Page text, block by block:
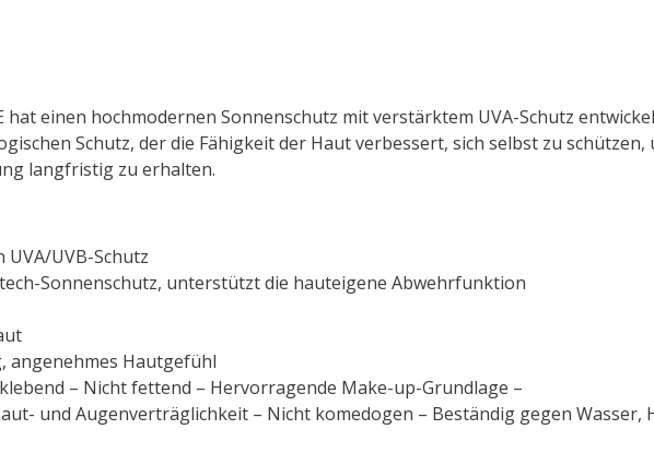
hat einen hochmodernen Sonnenschutz mit verstärktem UVA-Schutz
Schutz, der die Fähigkeit der Haut verbessert, sich selbst zu
langfristig zu erhalten.
UVB-Schutz
Sonnenschutz, unterstützt die hauteigene Abwehrfunktion
angenehmes Hautgefühl
– Nicht fettend – Hervorragende Make-up-Grundlage –
und Augenverträglichkeit – Nicht komedogen – Beständig gegen Wasser,